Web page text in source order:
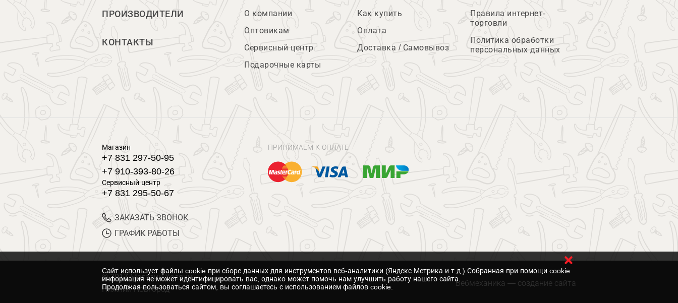
ПРОИЗВОДИТЕЛИ
КОНТАКТЫ
О компании
Оптовикам
Сервисный центр
Подарочные карты
Как купить
Оплата
Доставка / Самовывоз
Правила интернет-
торговли
Политика обработки
персональных данных
Магазин
+7 831 297-50-95
+7 910-393-80-26
Сервисный центр
+7 831 295-50-67
ЗАКАЗАТЬ ЗВОНОК
ГРАФИК РАБОТЫ
ПРИНИМАЕМ К ОПЛАТЕ
© 2017 Магазин Хозяин
Нижний Новгород
Вебмеханика — создание сайта
Cайт использует файлы cookie при сборе данных для инструментов веб-аналитики (Яндекс.Метрика и т.д.) Собранная при помощи cookie
информация не может идентифицировать вас, однако может помочь нам улучшить работу нашего сайта.
Продолжая пользоваться сайтом, вы соглашаетесь с использованием файлов cookie.